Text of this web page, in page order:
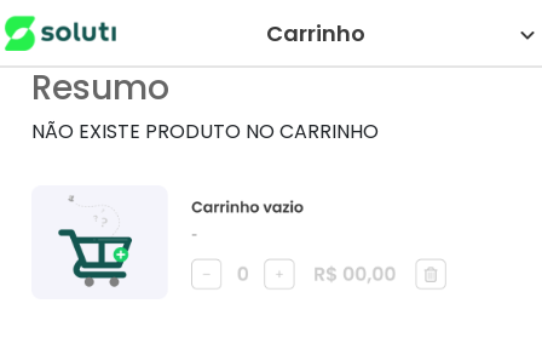
Carrinho
Resumo
NÃO EXISTE PRODUTO NO CARRINHO